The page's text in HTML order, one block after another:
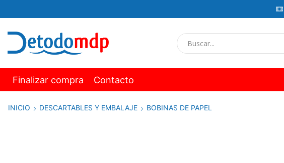
Finalizar compra Contacto
INICIO DESCARTABLES Y EMBALAJE BOBINAS DE PAPEL